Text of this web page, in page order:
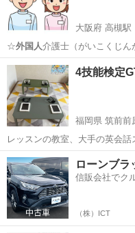
大阪府 高槻駅
☆外国人介護士（がいこくじ
大阪 高槻市 高槻駅
4技能検定
福岡県 筑前前
レッスンの教室、大手の英会話
教室など、本当に選択…
福岡 糸島市 筑前前原駅
ローンブラ
信販会社でク
（株）ICT